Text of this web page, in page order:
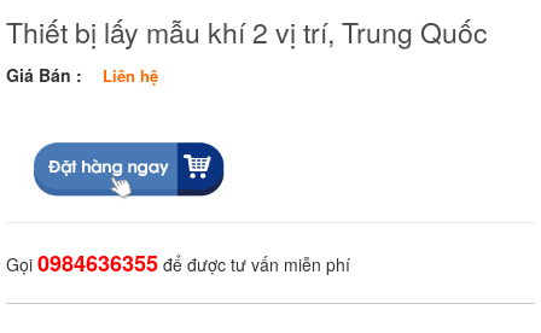
Thiết bị lấy mẫu khí 2 vị trí, Trung Quốc
Giá Bán : Liên hệ
Gọi 0984636355 để được tư vấn miễn phí